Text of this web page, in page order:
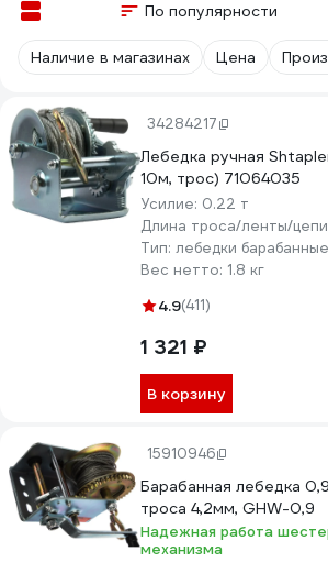
По популярности
Наличие в магазинах Цена
34284217
Лебедка ручная
10м, трос) 71064035
Усилие: 0.22 т
Длина троса/ленты/
Тип: лебедки
Вес нетто: 1.8 кг
4.9(411)
1 321 ₽
В корзину
15910946
Барабанная лебедка
троса 4,2мм, GHW-0,9
Надежная работа
механизма